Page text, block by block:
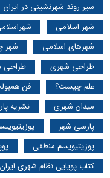
سیر روند شهرنشینی در ایران
شهر اسلامی
شهرهای اسلامی
شهر
طراحی شهری
علم چیست؟
فن
میدان شهری
نشریه
پارسی شهر
پوزیتیویسم منطقی
کتاب پویایی نظام شهری ایران